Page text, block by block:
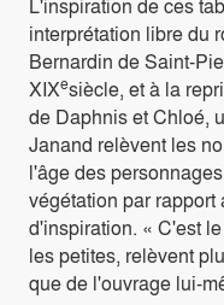
interprétation libre du
Bernardin de Saint-
XIXesiècle, et à la
de Daphnis et Chloé,
Janand relèvent les
l'âge des
végétation par
d'inspiration. « C'est
les petites, relèvent
que de l'ouvrage lui-